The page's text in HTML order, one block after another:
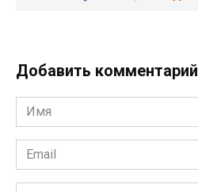
Добавить комментарий
Имя
*
Email
*